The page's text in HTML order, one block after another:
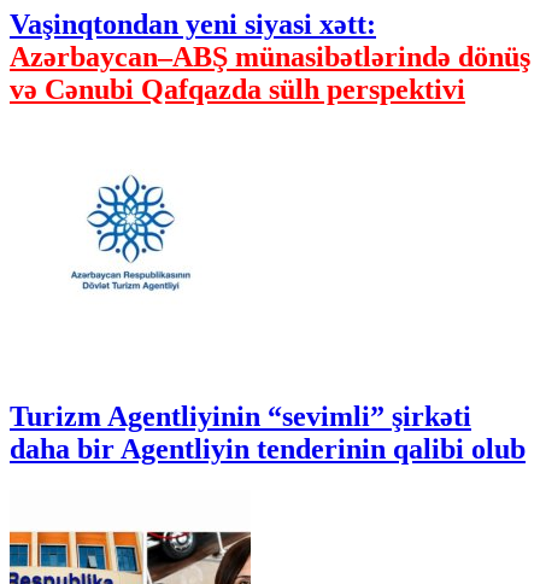
Vaşinqtondan yeni siyasi xətt:
Azərbaycan–ABŞ münasibətlərində dönüş
və Cənubi Qafqazda sülh perspektivi
Turizm Agentliyinin “sevimli” şirkəti
daha bir Agentliyin tenderinin qalibi olub